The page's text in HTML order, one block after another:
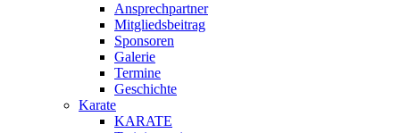
Ansprechpartner
Mitgliedsbeitrag
Sponsoren
Galerie
Termine
Geschichte
Karate
KARATE